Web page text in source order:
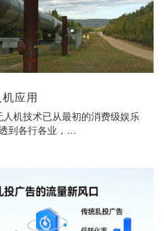
应用
机技术已从最初的消费级娱乐
到各行各业，…